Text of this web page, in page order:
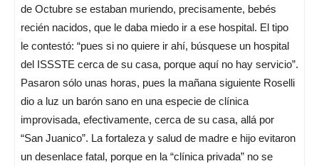
de Octubre se estaban muriendo, precisamente, bebés
recién nacidos, que le daba miedo ir a ese hospital. El tipo
le contestó: “pues si no quiere ir ahí, búsquese un hospital
del ISSSTE cerca de su casa, porque aquí no hay servicio”.
Pasaron sólo unas horas, pues la mañana siguiente Roselli
dio a luz un barón sano en una especie de clínica
improvisada, efectivamente, cerca de su casa, allá por
“San Juanico”. La fortaleza y salud de madre e hijo evitaron
un desenlace fatal, porque en la “clínica privada” no se